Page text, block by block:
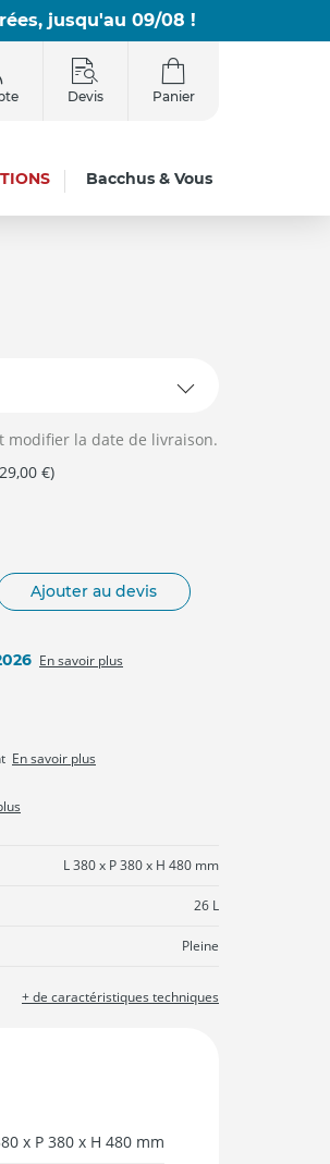
jusqu'au 09/08 !
Devis Panier
Bacchus & Vous
modifier la date de livraison.
€)
Ajouter au devis
En savoir plus
En savoir plus
L 380 x P 380 x H 480 mm
26 L
Pleine
+ de caractéristiques techniques
x P 380 x H 480 mm